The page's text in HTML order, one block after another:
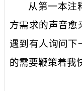
从第一本注
方需求的声音愈
遇到有人询问下
的需要鞭策着我